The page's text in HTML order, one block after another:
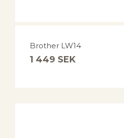
Brother LW14
1 449 SEK